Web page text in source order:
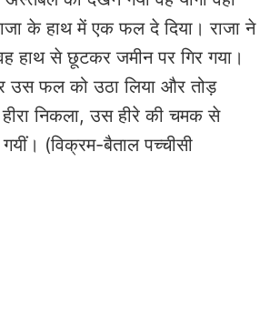
के हाथ में एक फल दे दिया। राजा ने
हाथ से छूटकर जमीन पर गिर गया।
उस फल को उठा लिया और तोड़
निकला, उस हीरे की चमक से
(विक्रम-बैताल पच्चीसी